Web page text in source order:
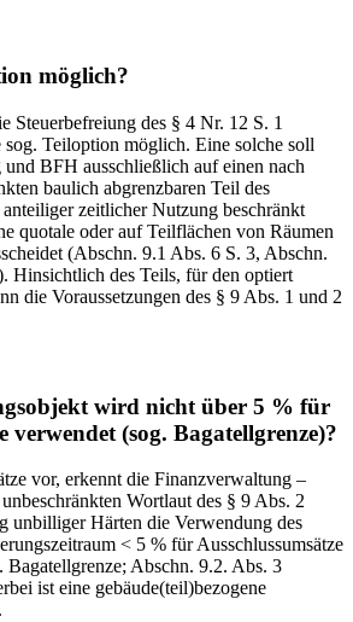
möglich?
Steuerbefreiung des § 4 Nr. 12 S. 1
Teiloption möglich. Eine solche soll
BFH ausschließlich auf einen nach
baulich abgrenzbaren Teil des
zeitlicher Nutzung beschränkt
quotale oder auf Teilflächen von Räumen
(Abschn. 9.1 Abs. 6 S. 3, Abschn.
Hinsichtlich des Teils, für den optiert
die Voraussetzungen des § 9 Abs. 1 und 2
wird nicht über 5 % für
verwendet (sog. Bagatellgrenze)?
vor, erkennt die Finanzverwaltung –
Wortlaut des § 9 Abs. 2
unbilliger Härten die Verwendung des
< 5 % für Ausschlussumsätze
Bagatellgrenze; Abschn. 9.2. Abs. 3
ist eine gebäude(teil)bezogene